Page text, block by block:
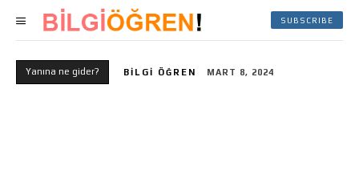
SUBSCRIBE
Yanına ne gider? BILGI ÖĞREN MART 8, 2024